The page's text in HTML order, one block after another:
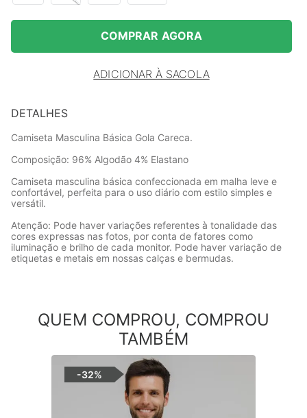
COMPRAR AGORA
ADICIONAR À SACOLA
DETALHES
Camiseta Masculina Básica Gola Careca.
Composição: 96% Algodão 4% Elastano
Camiseta masculina básica confeccionada em malha leve e
confortável, perfeita para o uso diário com estilo simples e
versátil.
Atenção: Pode haver variações referentes à tonalidade das
cores expressas nas fotos, por conta de fatores como
iluminação e brilho de cada monitor. Pode haver variação de
etiquetas e metais em nossas calças e bermudas.
QUEM COMPROU, COMPROU
TAMBÉM
-32%